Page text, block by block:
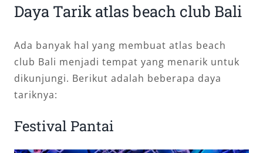
Daya Tarik atlas beach club Bali
Ada banyak hal yang membuat atlas beach
club Bali menjadi tempat yang menarik untuk
dikunjungi. Berikut adalah beberapa daya
tariknya:
Festival Pantai